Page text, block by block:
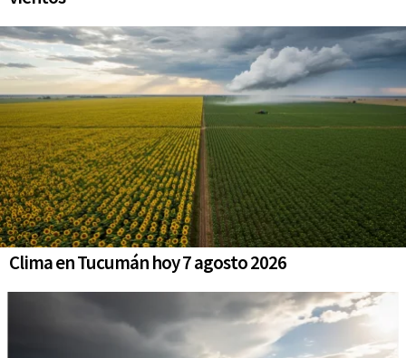
Clima en Tucumán hoy 7 agosto 2026